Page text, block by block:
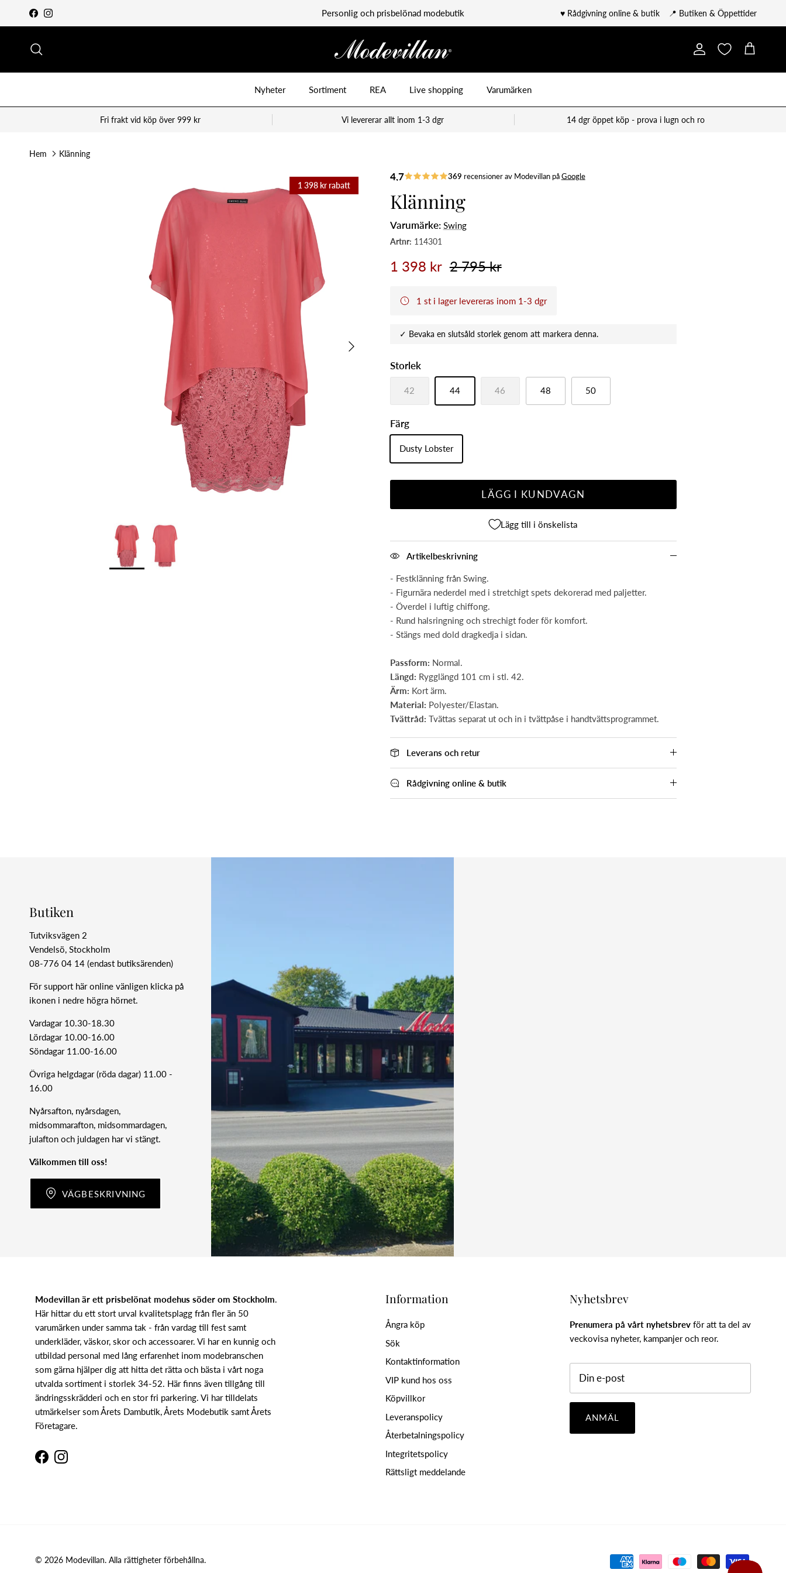
Vidare till innehåll
FacebookInstagram Personlig och prisbelönad modebutik ♥️ Rådgivning online & butik 📍 Butiken & Öppettider
Konto Kundvagn
Nyheter Sortiment REA Live shopping Varumärken
Fri frakt vid köp över 999 kr Vi levererar allt inom 1-3 dgr 14 dgr öppet köp - prova i lugn och ro
Hem Klänning
Nästa
1 398 kr rabatt
Klänning
Varumärke: Swing
1 398 kr 2 795 kr
1 st i lager levereras inom 1-3 dgr
Storlek
42 44 46 48 50
Färg
Dusty Lobster
LÄGG I KUNDVAGN
Lägg till i önskelista
Artikelbeskrivning
- Festklänning från Swing.
- Figurnära nederdel med i stretchigt spets dekorerad med paljetter.
- Överdel i luftig chiffong.
- Rund halsringning och strechigt foder för komfort.
- Stängs med dold dragkedja i sidan.
Passform: Normal.
Längd: Rygglängd 101 cm i stl. 42.
Ärm: Kort ärm.
Material: Polyester/Elastan.
Tvättråd: Tvättas separat ut och in i tvättpåse i handtvättsprogrammet.
Leverans och retur
Rådgivning online & butik
Butiken
Tutviksvägen 2
Vendelsö, Stockholm
08-776 04 14 (endast butiksärenden)
För support här online vänligen klicka på
ikonen i nedre högra hörnet.
Vardagar 10.30-18.30
Lördagar 10.00-16.00
Söndagar 11.00-16.00
Övriga helgdagar (röda dagar) 11.00 -
16.00
Nyårsafton, nyårsdagen,
midsommarafton, midsommardagen,
julafton och juldagen har vi stängt.
Välkommen till oss!
VÄGBESKRIVNING
Modevillan är ett prisbelönat modehus söder om Stockholm.
Här hittar du ett stort urval kvalitetsplagg från fler än 50
varumärken under samma tak - från vardag till fest samt
underkläder, väskor, skor och accessoarer. Vi har en kunnig och
utbildad personal med lång erfarenhet inom modebranschen
som gärna hjälper dig att hitta det rätta och bästa i vårt noga
utvalda sortiment i storlek 34-52. Här finns även tillgång till
ändringsskrädderi och en stor fri parkering. Vi har tilldelats
utmärkelser som Årets Dambutik, Årets Modebutik samt Årets
Företagare.
FacebookInstagram
Information
Ångra köp
Sök
Kontaktinformation
VIP kund hos oss
Köpvillkor
Leveranspolicy
Återbetalningspolicy
Integritetspolicy
Rättsligt meddelande
Nyhetsbrev
Prenumera på vårt nyhetsbrev för att ta del av
veckovisa nyheter, kampanjer och reor.
ANMÄL
© 2026 Modevillan. Alla rättigheter förbehållna.